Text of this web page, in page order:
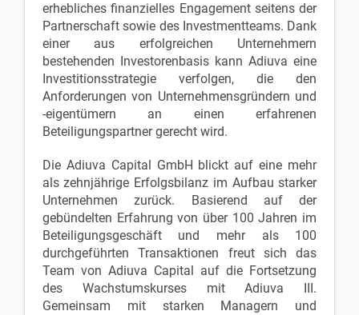
erhebliches finanzielles Engagement seitens der
Partnerschaft sowie des Investmentteams. Dank
einer aus erfolgreichen Unternehmern
bestehenden Investorenbasis kann Adiuva eine
Investitionsstrategie verfolgen, die den
Anforderungen von Unternehmensgründern und
-eigentümern an einen erfahrenen
Beteiligungspartner gerecht wird.
Die Adiuva Capital GmbH blickt auf eine mehr
als zehnjährige Erfolgsbilanz im Aufbau starker
Unternehmen zurück. Basierend auf der
gebündelten Erfahrung von über 100 Jahren im
Beteiligungsgeschäft und mehr als 100
durchgeführten Transaktionen freut sich das
Team von Adiuva Capital auf die Fortsetzung
des Wachstumskurses mit Adiuva III.
Gemeinsam mit starken Managern und